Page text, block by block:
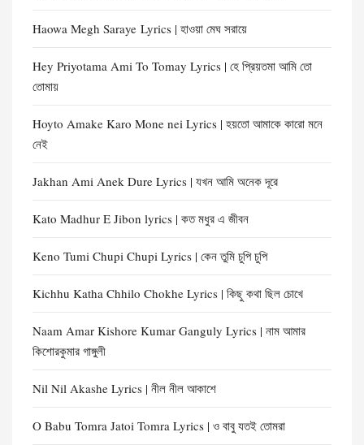
Haowa Megh Saraye Lyrics | হাওয়া মেঘ সরায়ে
Hey Priyotama Ami To Tomay Lyrics | হে প্রিয়তমা আমি তো
তোমায়
Hoyto Amake Karo Mone nei Lyrics | হয়তো আমাকে কারো মনে
নেই
Jakhan Ami Anek Dure Lyrics | যখন আমি অনেক দূরে
Kato Madhur E Jibon lyrics | কত মধুর এ জীবন
Keno Tumi Chupi Chupi Lyrics | কেন তুমি চুপি চুপি
Kichhu Katha Chhilo Chokhe Lyrics | কিছু কথা ছিল চোখে
Naam Amar Kishore Kumar Ganguly Lyrics | নাম আমার
কিশোরকুমার গাঙ্গুলী
Nil Nil Akashe Lyrics | নীল নীল আকাশে
O Babu Tomra Jatoi Tomra Lyrics | ও বাবু যতই তোমরা